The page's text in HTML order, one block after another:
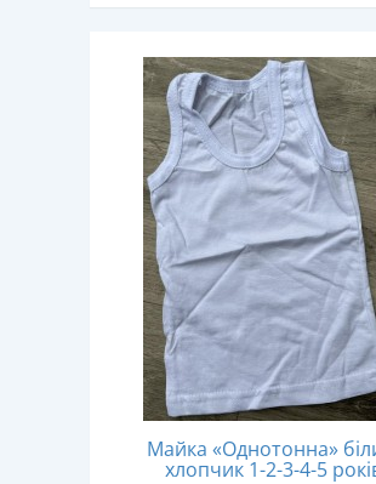
Майка «Однотонна»
хлопчик 1-2-3-4-5